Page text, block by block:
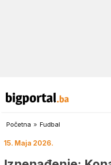
Početna » Fudbal
15. Maja 2026.